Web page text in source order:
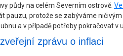
půdy na celém Severním ostrově.
pauzu, protože se zabýváme
a v případě potřeby pokračovat v
zprávu o inflaci